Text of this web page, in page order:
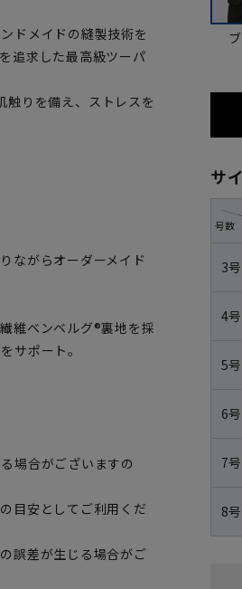
ドメイドの縫製技術を
追求した最高級ツーパ
りを備え、ストレスを
ながらオーダーメイド
維ベンベルグ®裏地を採
サポート。
場合がございますの
目安としてご利用くだ
誤差が生じる場合がご
サ
号数
3
4
5
6
7
8